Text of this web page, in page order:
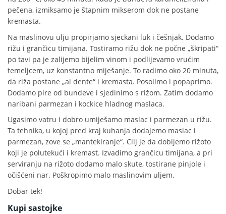
pečena, izmiksamo je štapnim mikserom dok ne postane
kremasta.
Na maslinovu ulju propirjamo sjeckani luk i češnjak. Dodamo
rižu i grančicu timijana. Tostiramo rižu dok ne počne „škripati“
po tavi pa je zalijemo bijelim vinom i podlijevamo vrućim
temeljcem, uz konstantno miješanje. To radimo oko 20 minuta,
da riža postane „al dente“ i kremasta. Posolimo i popaprimo.
Dodamo pire od bundeve i sjedinimo s rižom. Zatim dodamo
naribani parmezan i kockice hladnog maslaca.
Ugasimo vatru i dobro umiješamo maslac i parmezan u rižu.
Ta tehnika, u kojoj pred kraj kuhanja dodajemo maslac i
parmezan, zove se „mantekiranje“. Cilj je da dobijemo rižoto
koji je polutekući i kremast. Izvadimo grančicu timijana, a pri
serviranju na rižoto dodamo malo skute, tostirane pinjole i
očišćeni nar. Poškropimo malo maslinovim uljem.
Dobar tek!
Kupi sastojke